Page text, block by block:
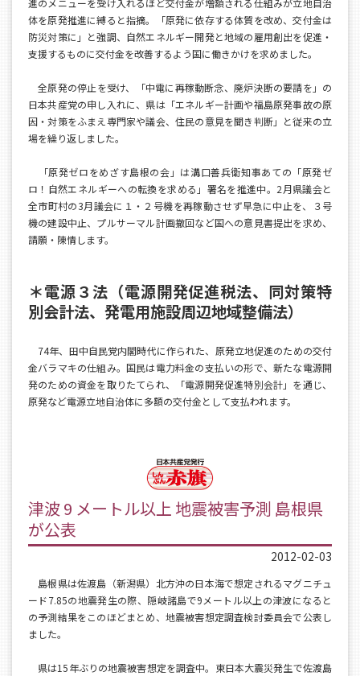
進のメニューを受け入れるほど交付金が増額される仕組みが立地自治
体を原発推進に縛ると指摘。「原発に依存する体質を改め、交付金は
防災対策に」と強調、自然エネルギー開発と地域の雇用創出を促進・
支援するものに交付金を改善するよう国に働きかけを求めました。
全原発の停止を受け、「中電に再稼動断念、廃炉決断の要請を」の
日本共産党の申し入れに、県は「エネルギー計画や福島原発事故の原
因・対策をふまえ専門家や議会、住民の意見を聞き判断」と従来の立
場を繰り返しました。
「原発ゼロをめざす島根の会」は溝口善兵衛知事あての「原発ゼ
ロ！自然エネルギーへの転換を求める」署名を推進中。2月県議会と
全市町村の3月議会に１・２号機を再稼動させず早急に中止を、３号
機の建設中止、プルサーマル計画撤回など国への意見書提出を求め、
請願・陳情します。
＊電源３法（電源開発促進税法、同対策特
別会計法、発電用施設周辺地域整備法）
74年、田中自民党内閣時代に作られた、原発立地促進のための交付
金バラマキの仕組み。国民は電力料金の支払いの形で、新たな電源開
発のための資金を取りたてられ、「電源開発促進特別会計」を通じ、
原発など電源立地自治体に多額の交付金として支払われます。
津波 9 メートル以上 地震被害予測 島根県
が公表
2012-02-03
島根県は佐渡島（新潟県）北方沖の日本海で想定されるマグニチュ
ード7.85の地震発生の際、隠岐諸島で9メートル以上の津波になると
の予測結果をこのほどまとめ、地震被害想定調査検討委員会で公表し
ました。
県は15年ぶりの地震被害想定を調査中。東日本大震災発生で佐渡島